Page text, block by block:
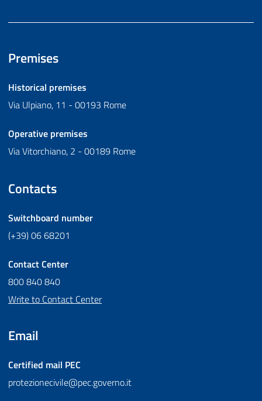
Premises
Historical premises
Via Ulpiano, 11 - 00193 Rome
Operative premises
Via Vitorchiano, 2 - 00189 Rome
Contacts
Switchboard number
(+39) 06 68201
Contact Center
800 840 840
Write to Contact Center
Email
Certified mail PEC
protezionecivile@pec.governo.it